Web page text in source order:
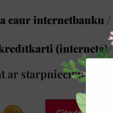
caur internetbanku /
(internetā)/
ar starpniecību